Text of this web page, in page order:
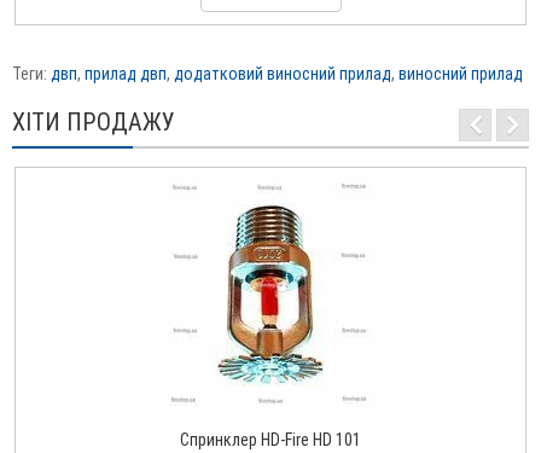
Теги: двп, прилад двп, додатковий виносний прилад, виносний прилад
ХІТИ ПРОДАЖУ
Спринклер HD-Fire HD 101